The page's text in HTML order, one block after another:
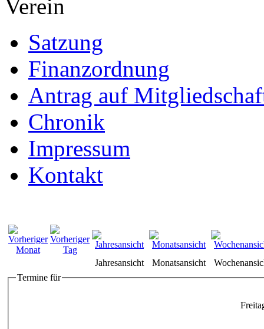
Verein
Satzung
Finanzordnung
Antrag auf
Chronik
Impressum
Kontakt
Jahresansicht Monatsansicht
Termine für